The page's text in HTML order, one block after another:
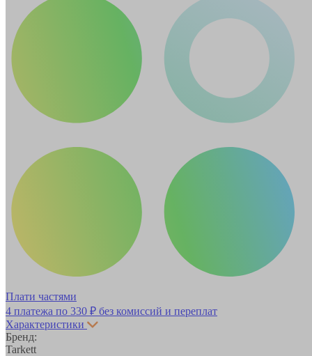
Плати частями
4 платежа по 330 ₽ без комиссий и переплат
Характеристики
Бренд:
Tarkett